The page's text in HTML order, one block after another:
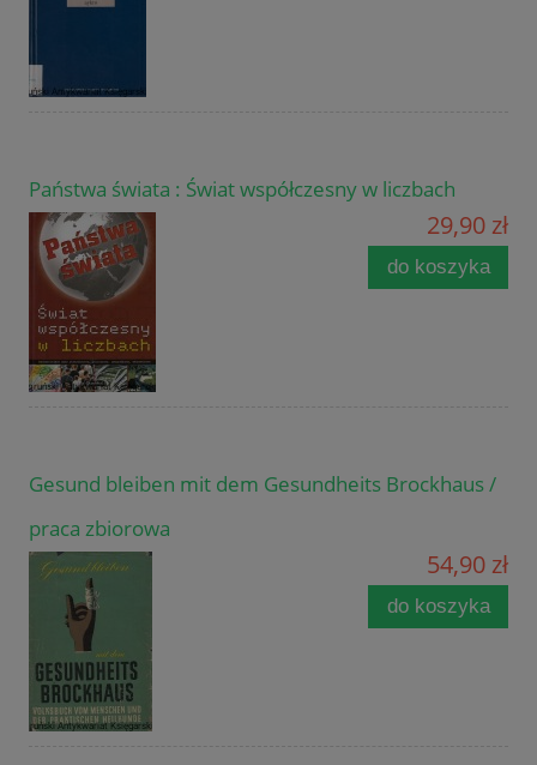
Państwa świata : Świat współczesny w liczbach
29,90 zł
do koszyka
Gesund bleiben mit dem Gesundheits Brockhaus /
praca zbiorowa
54,90 zł
do koszyka